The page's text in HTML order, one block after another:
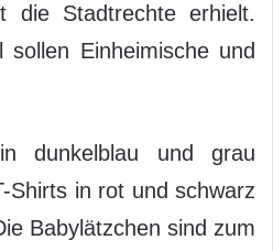
die Stadtrechte erhielt.
sollen Einheimische und
dunkelblau und grau
Shirts in rot und schwarz
Babylätzchen sind zum